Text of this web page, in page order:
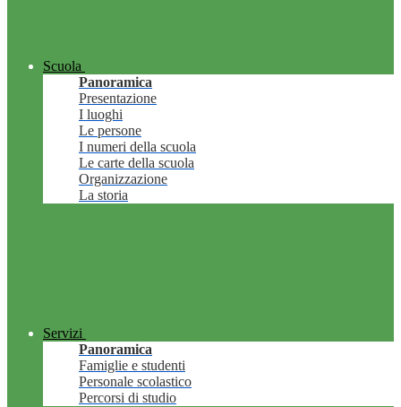
Scuola
Panoramica
Presentazione
I luoghi
Le persone
I numeri della scuola
Le carte della scuola
Organizzazione
La storia
Servizi
Panoramica
Famiglie e studenti
Personale scolastico
Percorsi di studio